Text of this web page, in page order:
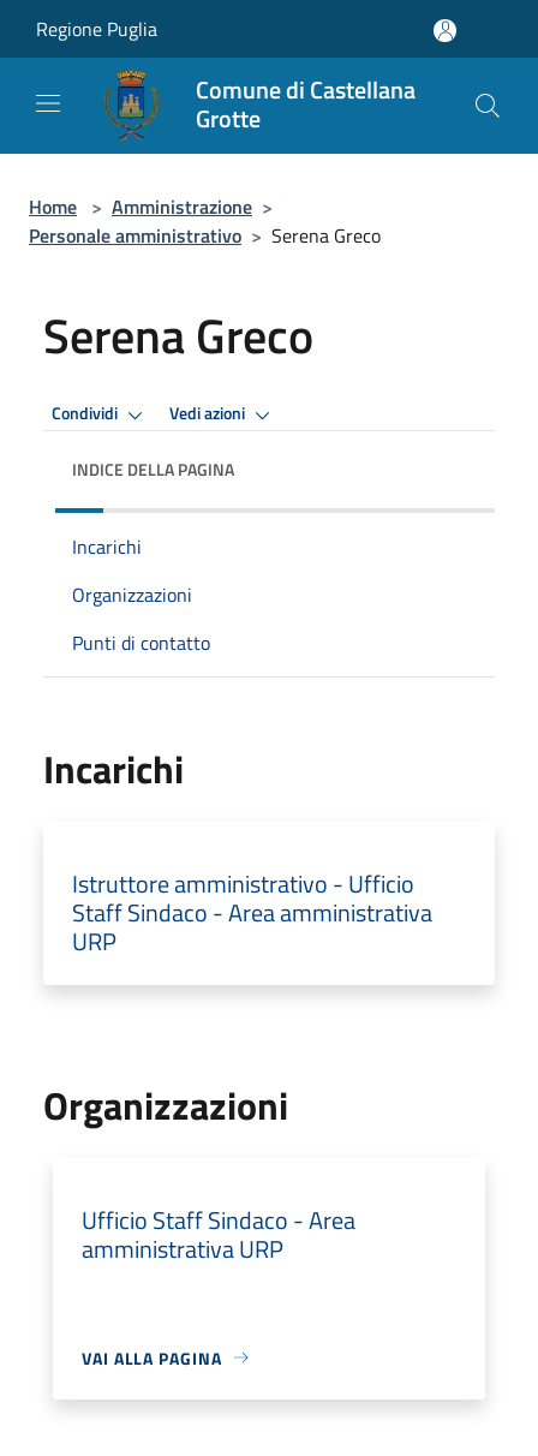
Regione Puglia
Comune di Castellana
Grotte
Home > Amministrazione >
Personale amministrativo > Serena Greco
Serena Greco
Condividi Vedi azioni
INDICE DELLA PAGINA
Incarichi
Organizzazioni
Punti di contatto
Incarichi
Istruttore amministrativo - Ufficio
Staff Sindaco - Area amministrativa
URP
Organizzazioni
Ufficio Staff Sindaco - Area
amministrativa URP
VAI ALLA PAGINA